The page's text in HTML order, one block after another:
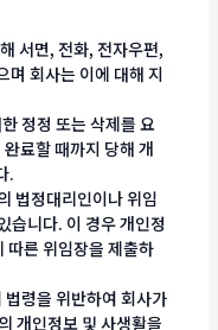
서면, 전화, 전자우편,
며 회사는 이에 대해 지
정정 또는 삭제를 요
료할 때까지 당해 개
.
법정대리인이나 위임
습니다. 이 경우 개인정
따른 위임장을 제출하
령을 위반하여 회사가
개인정보 및 사생활을